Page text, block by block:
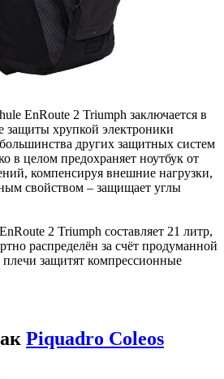
EnRoute 2 Triumph заключается в
защиты хрупкой электроники
других защитных систем
в целом предохраняет ноутбук от
компенсируя внешние нагрузки,
свойством – защищает углы
2 Triumph составляет 21 литр,
распределён за счёт продуманной
защитят компрессионные
Piquadro Coleos